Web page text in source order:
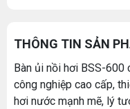
THÔNG TIN SẢN
Bàn ủi nồi hơi BSS-600
công nghiệp cao cấp,
hơi nước mạnh mẽ, lý